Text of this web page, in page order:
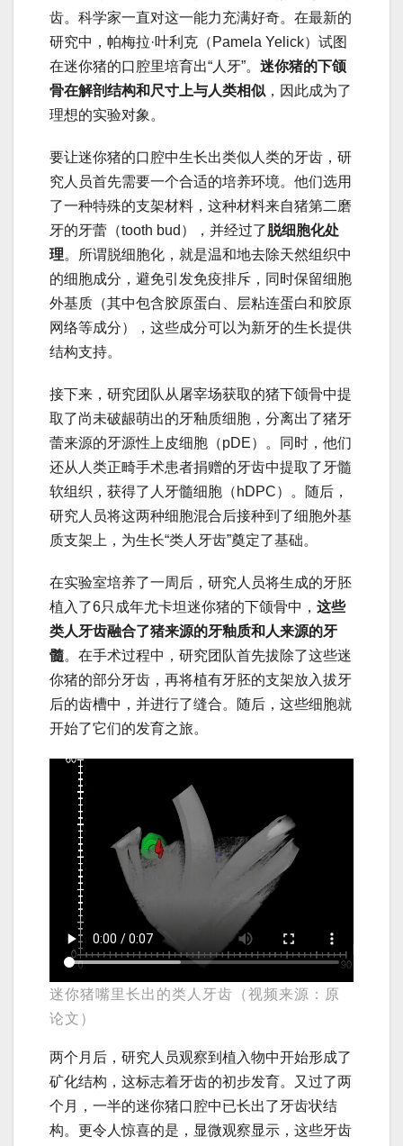
齿。科学家一直对这一能力充满好奇。在最新的
研究中，帕梅拉·叶利克（Pamela Yelick）试图
在迷你猪的口腔里培育出“人牙”。 迷你猪的下颌
骨在解剖结构和尺寸上与人类相似 ，因此成为了
理想的实验对象。
要让迷你猪的口腔中生长出类似人类的牙齿，研
究人员首先需要一个合适的培养环境。他们选用
了一种特殊的支架材料，这种材料来自猪第二磨
牙的牙蕾（tooth bud），并经过了脱细胞化处
理。所谓脱细胞化，就是温和地去除天然组织中
的细胞成分，避免引发免疫排斥，同时保留细胞
外基质（其中包含胶原蛋白、层粘连蛋白和胶原
网络等成分），这些成分可以为新牙的生长提供
结构支持。
接下来，研究团队从屠宰场获取的猪下颌骨中提
取了尚未破龈萌出的牙釉质细胞，分离出了猪牙
蕾来源的牙源性上皮细胞（pDE）。同时，他们
还从人类正畸手术患者捐赠的牙齿中提取了牙髓
软组织，获得了人牙髓细胞（hDPC）。随后，
研究人员将这两种细胞混合后接种到了细胞外基
质支架上，为生长“类人牙齿”奠定了基础。
在实验室培养了一周后，研究人员将生成的牙胚
植入了6只成年尤卡坦迷你猪的下颌骨中， 这些
类人牙齿融合了猪来源的牙釉质和人来源的牙
髓。在手术过程中，研究团队首先拔除了这些迷
你猪的部分牙齿，再将植有牙胚的支架放入拔牙
后的齿槽中，并进行了缝合。随后，这些细胞就
开始了它们的发育之旅。
迷你猪嘴里长出的类人牙齿（视频来源：原
论文）
两个月后，研究人员观察到植入物中开始形成了
矿化结构，这标志着牙齿的初步发育。又过了两
个月，一半的迷你猪口腔中已长出了牙齿状结
构。更令人惊喜的是，显微观察显示，这些牙齿